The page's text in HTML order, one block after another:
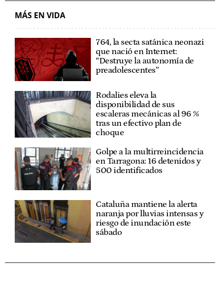
MÁS EN VIDA
764, la secta satánica neonazi
que nació en Internet:
“Destruye la autonomía de
preadolescentes”
Rodalies eleva la
disponibilidad de sus
escaleras mecánicas al 96 %
tras un efectivo plan de
choque
Golpe a la multirreincidencia
en Tarragona: 16 detenidos y
500 identificados
Cataluña mantiene la alerta
naranja por lluvias intensas y
riesgo de inundación este
sábado